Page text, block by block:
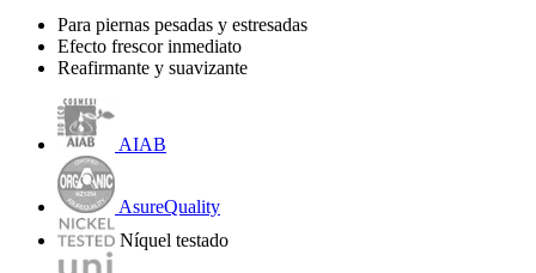
Para piernas pesadas y estresadas
Efecto frescor inmediato
Reafirmante y suavizante
AIAB
AsureQuality
Níquel testado